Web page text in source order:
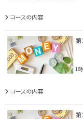
コースの内容
第
1
コースの内容
第